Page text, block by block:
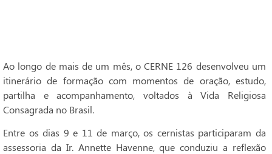
Ao longo de mais de um mês, o CERNE 126 desenvolveu um
itinerário de formação com momentos de oração, estudo,
partilha e acompanhamento, voltados à Vida Religiosa
Consagrada no Brasil.
Entre os dias 9 e 11 de março, os cernistas participaram da
assessoria da Ir. Annette Havenne, que conduziu a reflexão